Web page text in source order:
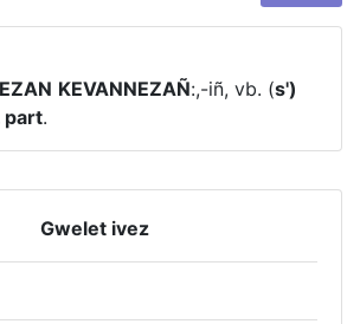
KEVANNEZAÑ:,-iñ, vb. (s')
part.
Gwelet ivez